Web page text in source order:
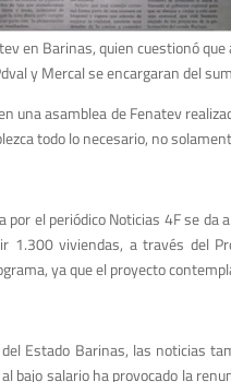
en Barinas, quien cuestionó
y Mercal se encargaran del
una asamblea de Fenatev
todo lo necesa­rio, no
por el periódico Noticias 4F se
1.300 viviendas, a través del
ya que el proyecto
del Estado Barinas, las noticias
bajo salario ha provocado la